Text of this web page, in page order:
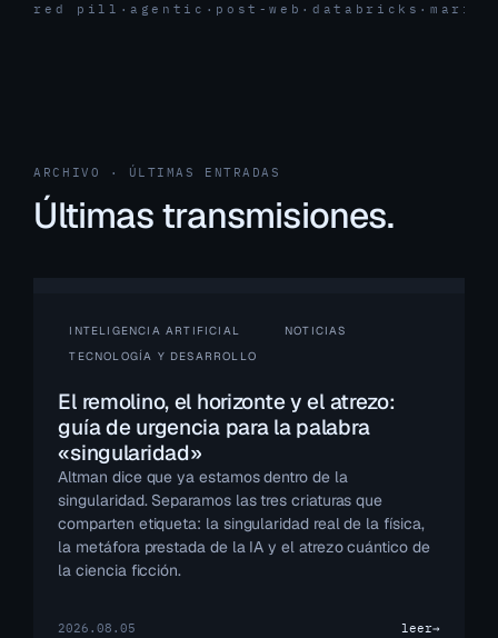
red pill ·agentic · post-web ·databricks ·
ARCHIVO · ÚLTIMAS ENTRADAS
Últimas transmisiones.
INTELIGENCIA ARTIFICIAL
NOTICIAS
TECNOLOGÍA Y DESARROLLO
El remolino, el horizonte y el atrezo:
guía de urgencia para la palabra
«singularidad»
Altman dice que ya estamos dentro de la
singularidad. Separamos las tres criaturas que
comparten etiqueta: la singularidad real de la física,
la metáfora prestada de la IA y el atrezo cuántico de
la ciencia ficción.
2026.08.05 leer→